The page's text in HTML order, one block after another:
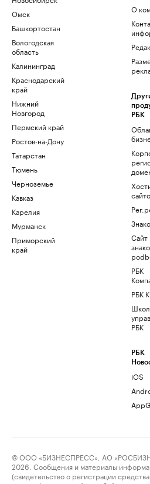
Омск
Башкортостан
Вологодская
область
Калининград
Краснодарский
край
Нижний
Новгород
Пермский край
Ростов-на-Дону
Татарстан
Тюмень
Черноземье
Кавказ
Карелия
Мурманск
Приморский
край
О
РБК
Сайт
РБК
РБК
РБК
РБК
iOS
© ООО «БИЗНЕСПРЕСС», АО
2026. Сообщения и материалы
(свидетельство о регистрации